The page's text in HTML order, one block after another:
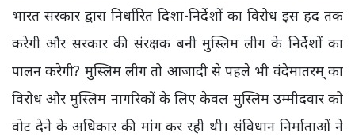
भारत सरकार द्वारा निर्धारित दिशा-निर्देशों का विरोध इस हद तक
करेगी और सरकार की संरक्षक बनी मुस्लिम लीग के निर्देशों का
पालन करेगी? मुस्लिम लीग तो आजादी से पहले भी वंदेमातरम् का
विरोध और मुस्लिम नागरिकों के लिए केवल मुस्लिम उम्मीदवार को
वोट देने के अधिकार की मांग कर रही थी। संविधान निर्माताओं ने